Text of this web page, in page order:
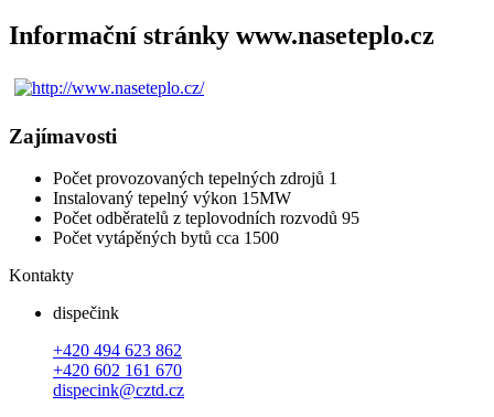
Informační stránky www.naseteplo.cz
Zajímavosti
Počet provozovaných tepelných zdrojů 1
Instalovaný tepelný výkon 15MW
Počet odběratelů z teplovodních rozvodů 95
Počet vytápěných bytů cca 1500
Kontakty
dispečink
+420 494 623 862
+420 602 161 670
dispecink@cztd.cz